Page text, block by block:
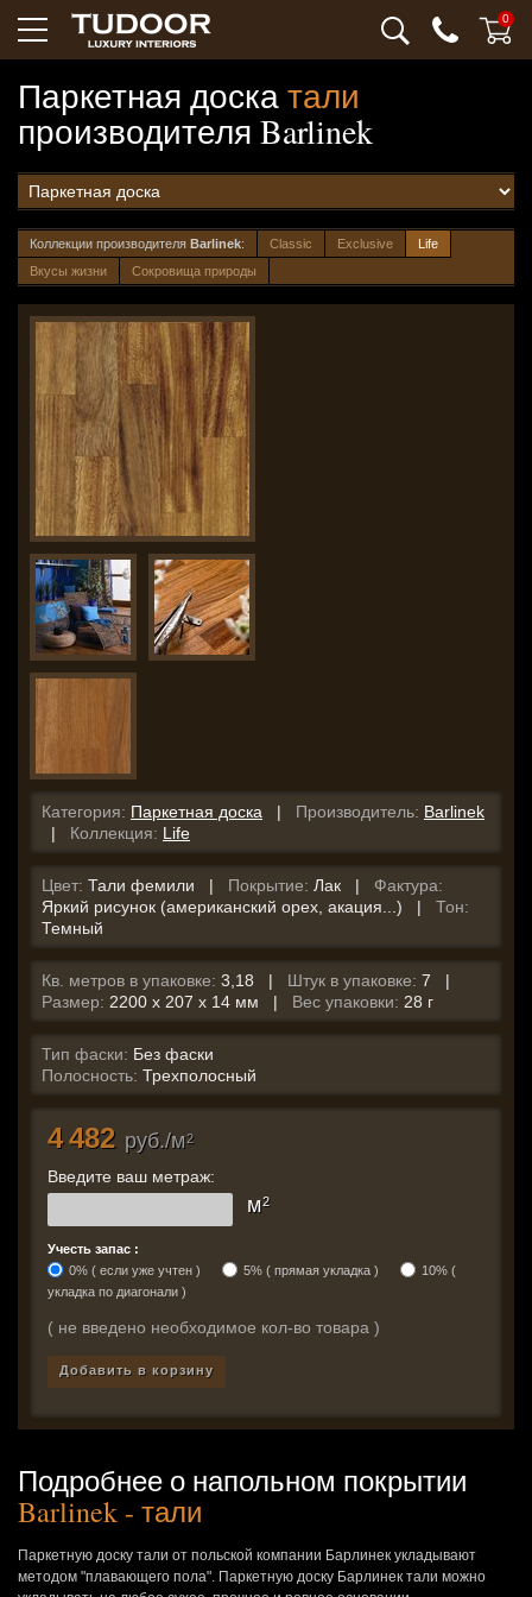
0
Паркетная доскатали
производителя Barlinek
Коллекции производителя Barlinek: Classic Exclusive
Life
Вкусы жизни
Сокровища природы
Категория: Паркетная доска | Производитель: Barlinek
| Коллекция: Life
Цвет: Тали фемили | Покрытие: Лак | Фактура:
Яркий рисунок (американский орех, акация...) | Тон:
Темный
Кв. метров в упаковке: 3,18 | Штук в упаковке: 7 |
Размер: 2200 x 207 x 14 мм | Вес упаковки: 28 г
Тип фаски: Без фаски
Полосность: Трехполосный
4 482 руб./м2
Введите ваш метраж:
м2
Учесть запас :
0% ( если уже учтен )
5% ( прямая укладка )
10% (
укладка по диагонали )
( не введено необходимое кол-во товара )
Добавить в корзину
Подробнее о напольном покрытии
Barlinek - тали
Паркетную доску тали от польской компании Барлинек укладывают
методом "плавающего пола". Паркетную доску Барлинек тали можно